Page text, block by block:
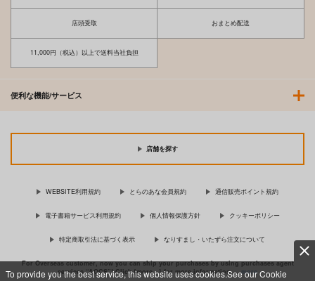
To provide you the best service, this website uses cookies.See our Cookie
店頭受取 おまとめ配送
11,000円（税込）以上で送料当社負担
便利な機能/サービス
店舗を探す
WEBSITE利用規約 とらのあな会員規約 通信販売ポイント規約
電子書籍サービス利用規約 個人情報保護方針 クッキーポリシー
特定商取引法に基づく表示 なりすまし・いたずら注文について
For Overseas customer, now you can ship your purchases by using purchases agent
services “AOCS”! Click {more…} for more information …more